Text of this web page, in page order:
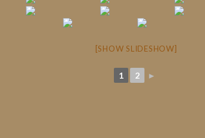
[SHOW SLIDESHOW]
1 2 ►